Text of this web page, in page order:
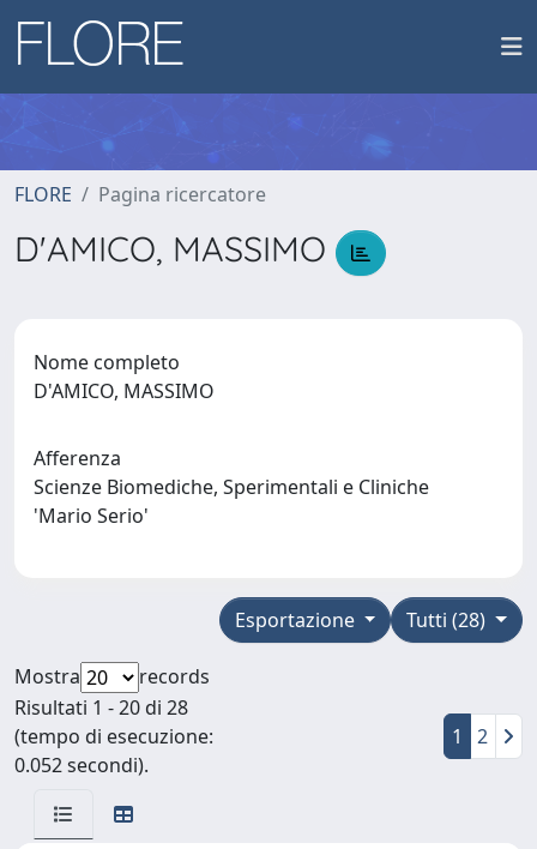
FLORE Pagina ricercatore
D'AMICO, MASSIMO
Nome completo
D'AMICO, MASSIMO
Afferenza
Scienze Biomediche, Sperimentali e Cliniche
'Mario Serio'
Tutti (28)
Esportazione
Mostra
records
Risultati 1 - 20 di 28
(tempo di esecuzione:
0.052 secondi).
1 2